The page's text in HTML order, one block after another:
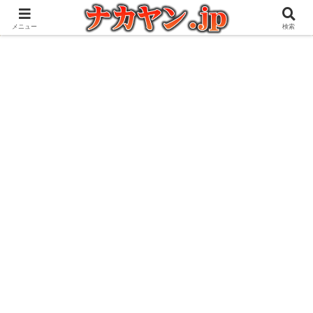
アウトドアとガジェット好きな管理人の愉快な日々を綴るブログ
メニュー 検索